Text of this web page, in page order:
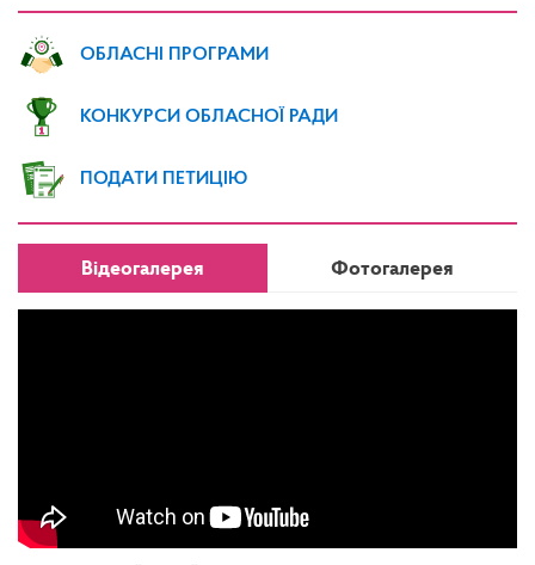
ОБЛАСНІ ПРОГРАМИ
КОНКУРСИ ОБЛАСНОЇ РАДИ
ПОДАТИ ПЕТИЦІЮ
Відеогалерея Фотогалерея